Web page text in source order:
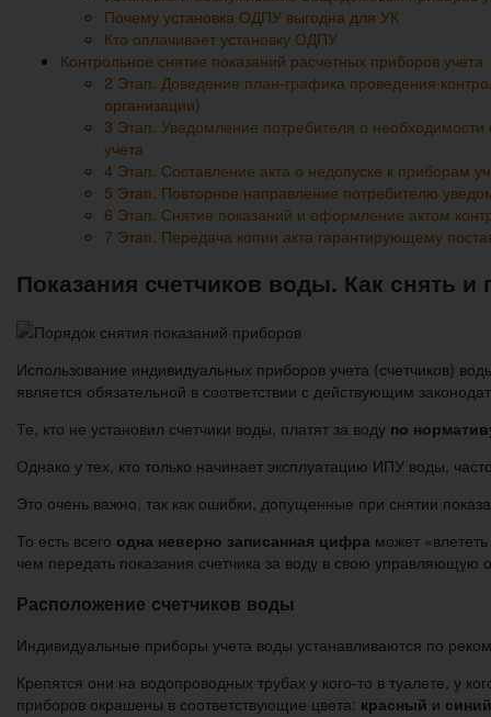
Почему установка ОДПУ выгодна для УК
Кто оплачивает установку ОДПУ
Контрольное снятие показаний расчетных приборов учета
2 Этап. Доведение план-графика проведения
организации)
3 Этап. Уведомление потребителя о
учета
4 Этап. Составление акта о недопуске к приборам
5 Этап. Повторное направление потребителю
6 Этап. Снятие показаний и оформление актом
7 Этап. Передача копии акта гарантирующему
Показания счетчиков воды. Как снять и
Использование индивидуальных приборов учета (счетчиков)
является обязательной в соответствии с действующим
Те, кто не установил счетчики воды, платят за воду по
Однако у тех, кто только начинает эксплуатацию ИПУ воды,
Это очень важно, так как ошибки, допущенные при снятии
То есть всего одна неверно записанная цифра может
чем передать показания счетчика за воду в свою
Расположение счетчиков воды
Индивидуальные приборы учета воды устанавливаются по
Крепятся они на водопроводных трубах у кого-то в туалете, у
приборов окрашены в соответствующие цвета: красный и синий